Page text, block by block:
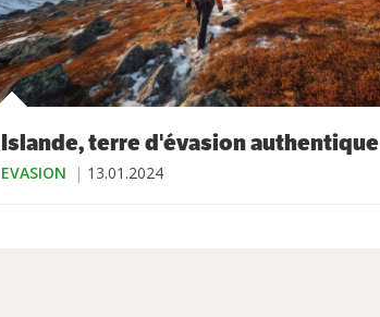
Islande, terre d'évasion authentique
EVASION 13.01.2024